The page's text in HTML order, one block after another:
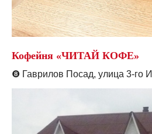
Кофейня «ЧИТАЙ КОФЕ»
❽ Гаврилов Посад, улица 3-го